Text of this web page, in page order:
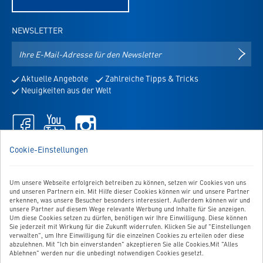
Cookie-Einstellungen
Um unsere Webseite erfolgreich betreiben zu können, setzen wir Cookies von uns
und unseren Partnern ein. Mit Hilfe dieser Cookies können wir und unsere Partner
erkennen, was unsere Besucher besonders interessiert. Außerdem können wir und
unsere Partner auf diesem Wege relevante Werbung und Inhalte für Sie anzeigen.
Um diese Cookies setzen zu dürfen, benötigen wir Ihre Einwilligung. Diese können
Sie jederzeit mit Wirkung für die Zukunft widerrufen. Klicken Sie auf "Einstellungen
verwalten", um Ihre Einwilligung für die einzelnen Cookies zu erteilen oder diese
abzulehnen. Mit "Ich bin einverstanden" akzeptieren Sie alle Cookies.Mit "Alles
Ablehnen" werden nur die unbedingt notwendigen Cookies gesetzt.
NEWSLETTER
Mail-
für
den
Aktuelle Angebote
Zahlreiche Tipps & Tricks
Neuigkeiten aus der Welt
Facebook
-
in
Tab
Youtube
-
in
Tab
-
Tab
WIR SIND FÜR SIE DA!
Zum Kontaktformular
BESTELLUNG WIDERRUFEN
UNSER SERVICE